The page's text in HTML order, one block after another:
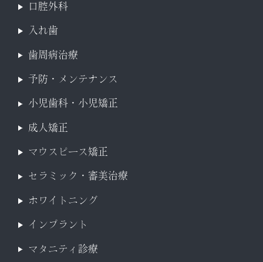
口腔外科
入れ歯
歯周病治療
予防・メンテナンス
小児歯科・小児矯正
成人矯正
マウスピース矯正
セラミック・審美治療
ホワイトニング
インプラント
マタニティ診療